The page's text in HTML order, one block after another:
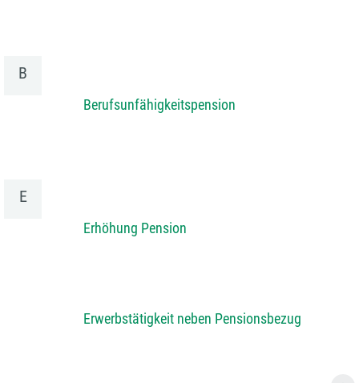
B
Berufsunfähigkeitspension
E
Erhöhung Pension
Erwerbstätigkeit neben Pensionsbezug